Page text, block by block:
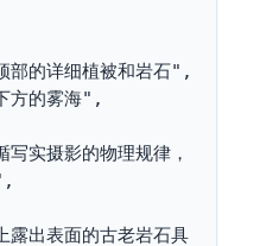
的详细植被和岩石",
方的雾海",
实摄影的物理规律，
出表面的古老岩石具